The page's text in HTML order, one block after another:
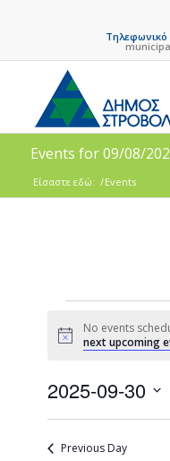
Τηλεφωνικό
Events for 09/08/
Είσαστε εδώ: /Events
Notice
No events
next upcoming
2025-09-30
Previous Day